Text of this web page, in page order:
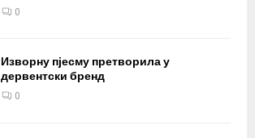
0
Изворну пјесму претворила у
дервентски бренд
0